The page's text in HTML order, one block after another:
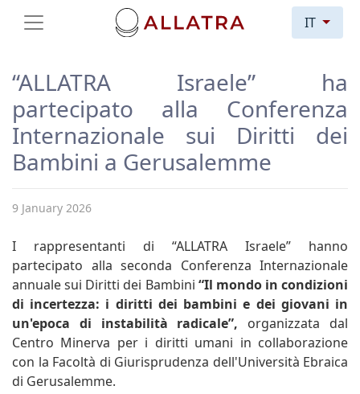
IT
“ALLATRA Israele” ha
partecipato alla Conferenza
Internazionale sui Diritti dei
Bambini a Gerusalemme
9 January 2026
I rappresentanti di “ALLATRA Israele” hanno
partecipato alla seconda Conferenza Internazionale
annuale sui Diritti dei Bambini “Il mondo in condizioni
di incertezza: i diritti dei bambini e dei giovani in
un'epoca di instabilità radicale”, organizzata dal
Centro Minerva per i diritti umani in collaborazione
con la Facoltà di Giurisprudenza dell'Università Ebraica
di Gerusalemme.